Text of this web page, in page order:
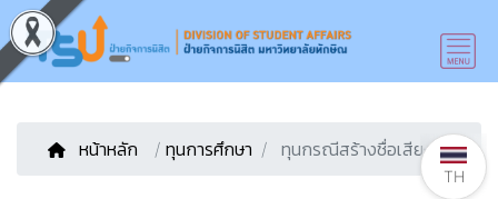
หน้าหลัก / ทุนการศึกษา ทุนกรณีสร้างชื่อเสียง
TH